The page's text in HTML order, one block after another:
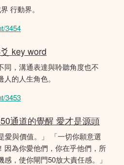
行動界。
3454
key word
同，溝通表達與聆聽角度也不
的人生角色。
3453
通道的覺醒 愛才是源頭
愛與價值。」 「一切你願意選
因為你愛他們，你在乎他們，所
，使你閘門50放大責任感。」